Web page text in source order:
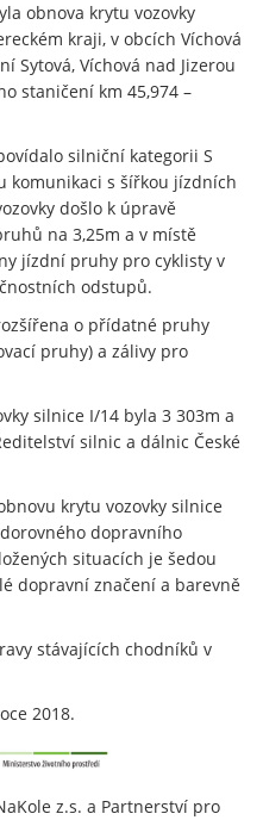
obnova krytu vozovky
kraji, v obcích Víchová
Sytová, Víchová nad Jizerou
staničení km 45,974 –
silniční kategorii S
komunikaci s šířkou jízdních
došlo k úpravě
na 3,25m a v místě
jízdní pruhy pro cyklisty v
odstupů.
o přídatné pruhy
pruhy) a zálivy pro
silnice I/14 byla 3 303m a
silnic a dálnic České
krytu vozovky silnice
dopravního
situacích je šedou
dopravní značení a barevně
stávajících chodníků v
2018.
z.s. a Partnerství pro